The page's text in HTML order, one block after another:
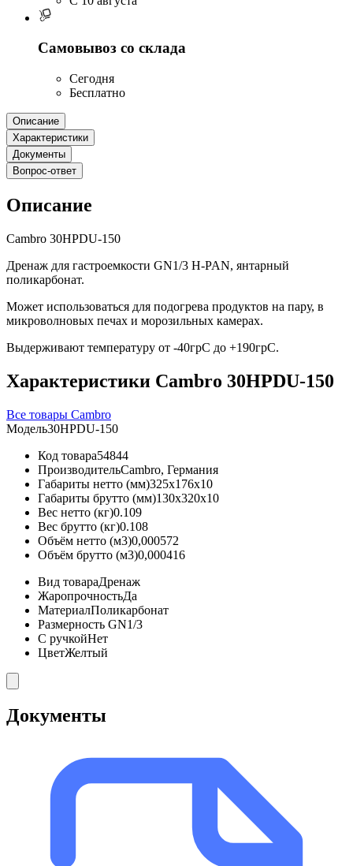
Самовывоз со склада
Сегодня
Бесплатно
Описание
Характеристики
Документы
Вопрос-ответ
Описание
Cambro 30HPDU-150
Дренаж для гастроемкости GN1/3 H-PAN, янтарный
поликарбонат.
Может использоваться для подогрева продуктов на пару, в
микроволновых печах и морозильных камерах.
Выдерживают температуру от -40грС до +190грС.
Характеристики Cambro 30HPDU-150
Все товары Cambro
Модель30HPDU-150
Код товара54844
ПроизводительCambro, Германия
Габариты нетто (мм)325x176x10
Габариты брутто (мм)130x320x10
Вес нетто (кг)0.109
Вес брутто (кг)0.108
Объём нетто (м3)0,000572
Объём брутто (м3)0,000416
Вид товараДренаж
ЖаропрочностьДа
МатериалПоликарбонат
Размерность GN1/3
С ручкойНет
ЦветЖелтый
Документы